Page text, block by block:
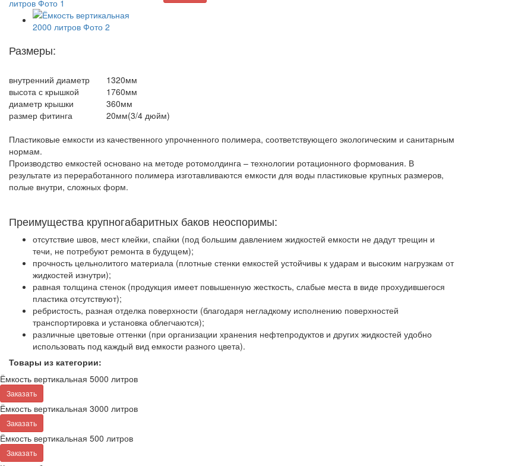
Размеры:
внутренний диаметр 1320мм
высота с крышкой
1760мм
диаметр крышки
360мм
размер фитинга
20мм(3/4 дюйм)
Пластиковые емкости из качественного упрочненного полимера, соответствующего экологическим и санитарным
нормам.
Производство емкостей основано на методе ротомолдинга – технологии ротационного формования. В
результате из переработанного полимера изготавливаются емкости для воды пластиковые крупных размеров,
полые внутри, сложных форм.
Преимущества крупногабаритных баков неоспоримы:
отсутствие швов, мест клейки, спайки (под большим давлением жидкостей емкости не дадут трещин и
течи, не потребуют ремонта в будущем);
прочность цельнолитого материала (плотные стенки емкостей устойчивы к ударам и высоким нагрузкам от
жидкостей изнутри);
равная толщина стенок (продукция имеет повышенную жесткость, слабые места в виде прохудившегося
пластика отсутствуют);
ребристость, разная отделка поверхности (благодаря негладкому исполнению поверхностей
транспортировка и установка облегчаются);
различные цветовые оттенки (при организации хранения нефтепродуктов и других жидкостей удобно
использовать под каждый вид емкости разного цвета).
Товары из категории:
Ёмкость вертикальная 5000 литров
Заказать
Ёмкость вертикальная 3000 литров
Заказать
Ёмкость вертикальная 500 литров
Заказать